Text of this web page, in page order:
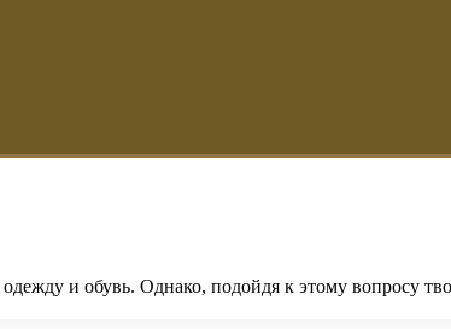
и обувь. Однако, подойдя к этому вопросу